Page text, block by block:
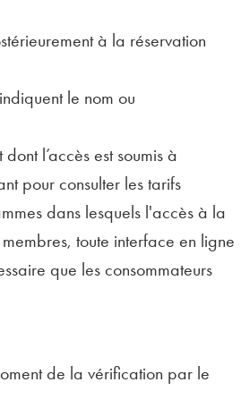
à la réservation
le nom ou
l’accès est soumis à
pour consulter les tarifs
dans lesquels l'accès à la
toute interface en ligne
que les consommateurs
de la vérification par le